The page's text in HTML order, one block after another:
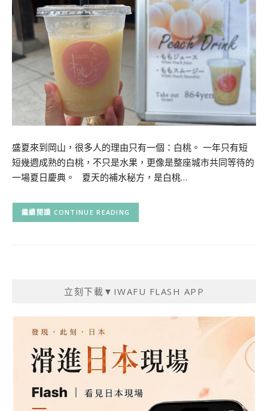
盛夏來到岡山，很多人的理由只有一個：白桃。 一年只有短
短幾週成熟的白桃，不只是水果，更像是整座城市共同等待的
一場夏日慶典。 夏天的補水秘方，是白桃…
CONTINUE READING
立刻下載▼IWAFU FLASH APP